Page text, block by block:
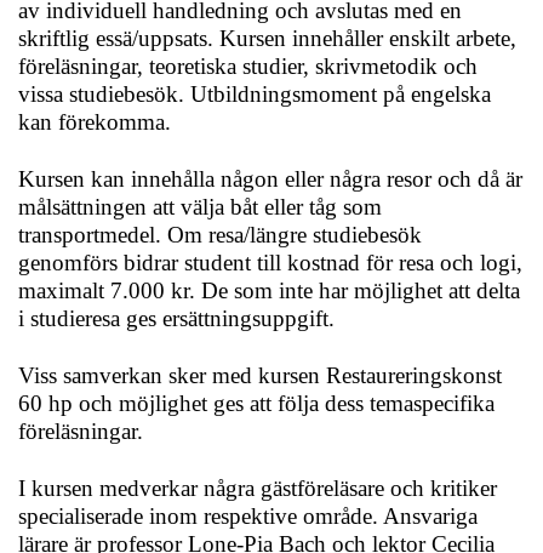
av individuell handledning och avslutas med en
skriftlig essä/uppsats. Kursen innehåller enskilt arbete,
föreläsningar, teoretiska studier, skrivmetodik och
vissa studiebesök. Utbildningsmoment på engelska
kan förekomma.
Kursen kan innehålla någon eller några resor och då är
målsättningen att välja båt eller tåg som
transportmedel. Om resa/längre studiebesök
genomförs bidrar student till kostnad för resa och logi,
maximalt 7.000 kr. De som inte har möjlighet att delta
i studieresa ges ersättningsuppgift.
Viss samverkan sker med kursen Restaureringskonst
60 hp och möjlighet ges att följa dess temaspecifika
föreläsningar.
I kursen medverkar några gästföreläsare och kritiker
specialiserade inom respektive område. Ansvariga
lärare är professor Lone-Pia Bach och lektor Cecilia